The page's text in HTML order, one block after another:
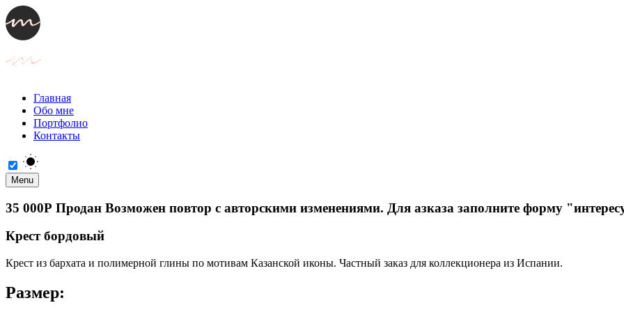
Главная
Обо мне
Портфолио
Контакты
Menu
35 000Р Продан Возможен повтор с авторскими изменениями. Для азказа заполните форму
Крест бордовый
Крест из бархата и полимерной глины по мотивам Казанской иконы. Частный заказ для коллекционера из Испании.
Размер: